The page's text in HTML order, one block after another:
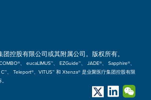
控股有限公司或其附属公司。版权所有。
、 eucaLIMUS™、 EZGuide™、 JADE®、 Sapphire®、
、 Teleport®、VITUS™ 和 Xtenza® 是业聚医疗集团控股有限